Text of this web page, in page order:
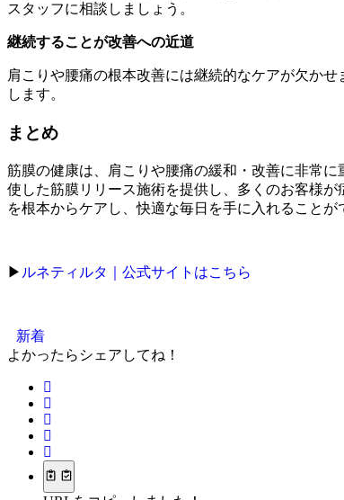
スタッフに相談しましょう。
継続することが改善への近道
肩こりや腰痛の根本改善には継続的なケアが欠か
します。
まとめ
筋膜の健康は、肩こりや腰痛の緩和・改善に非常
使した筋膜リリース施術を提供し、多くのお客様
を根本からケアし、快適な毎日を手に入れること
▶ ルネティルタ｜公式サイトはこちら
新着
よかったらシェアしてね！